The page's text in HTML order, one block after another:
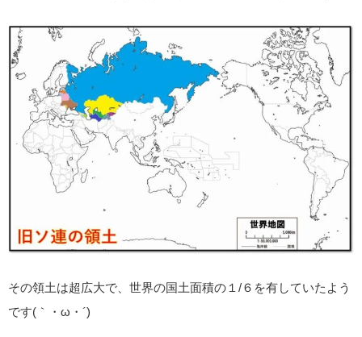
その領土は超広大で、世界の国土面積の１/６を有していたよう
です(｀・ω・´)ゞ